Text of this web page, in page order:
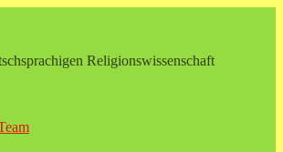
Religionswissenschaft